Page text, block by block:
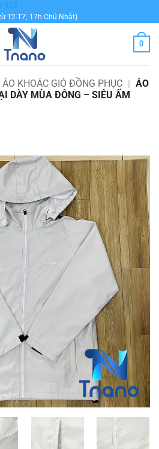
878
T2-T7; 17h Chủ Nhật)
0
ÁO KHOÁC GIÓ ĐỒNG PHỤC | ÁO
DÀY MÙA ĐÔNG – SIÊU ẤM